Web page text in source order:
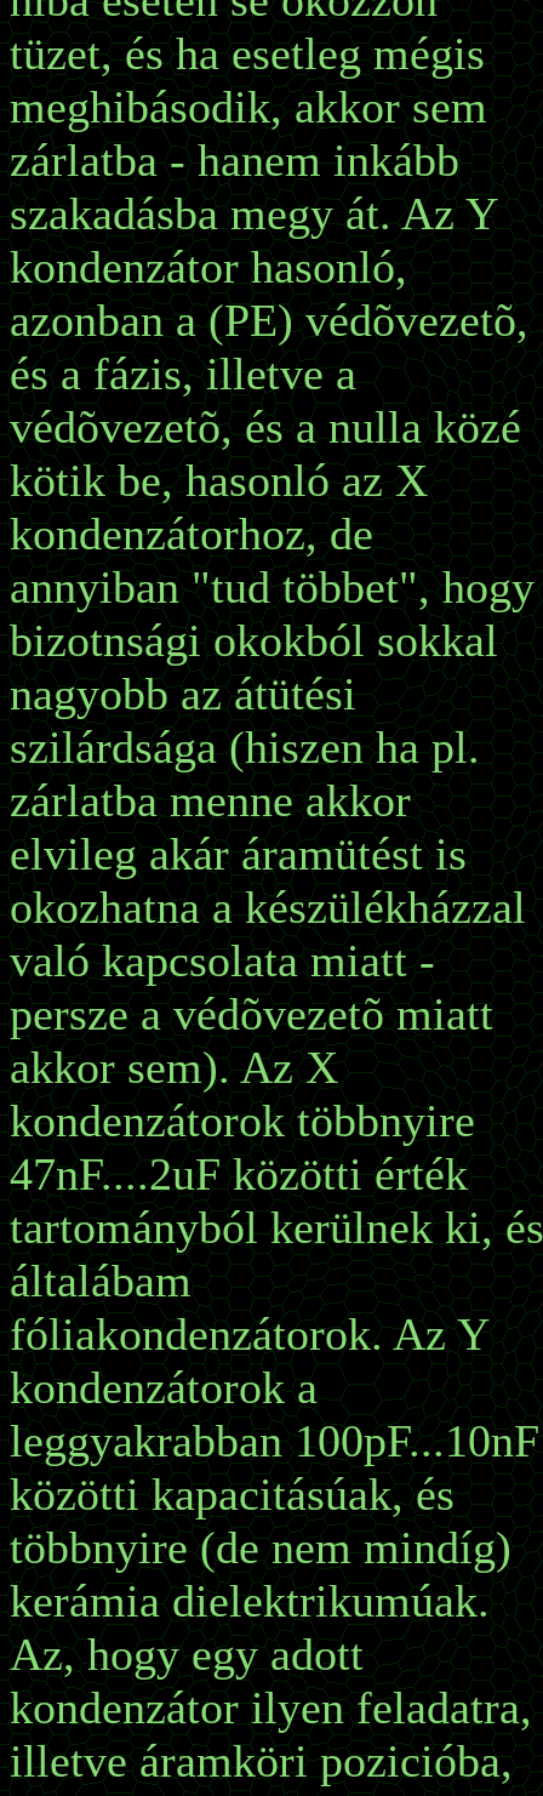
tüzet, és ha esetleg mégis
meghibásodik, akkor sem
zárlatba - hanem inkább
szakadásba megy át. Az Y
kondenzátor hasonló,
azonban a (PE) védõvezetõ,
és a fázis, illetve a
védõvezetõ, és a nulla közé
kötik be, hasonló az X
kondenzátorhoz, de
annyiban "tud többet", hogy
bizotnsági okokból sokkal
nagyobb az átütési
szilárdsága (hiszen ha pl.
zárlatba menne akkor
elvileg akár áramütést is
okozhatna a készülékházzal
való kapcsolata miatt -
persze a védõvezetõ miatt
akkor sem). Az X
kondenzátorok többnyire
47nF....2uF közötti érték
tartományból kerülnek ki, és
általábam
fóliakondenzátorok. Az Y
kondenzátorok a
leggyakrabban 100pF...10nF
közötti kapacitásúak, és
többnyire (de nem mindíg)
kerámia dielektrikumúak.
Az, hogy egy adott
kondenzátor ilyen feladatra,
illetve áramköri pozicióba,